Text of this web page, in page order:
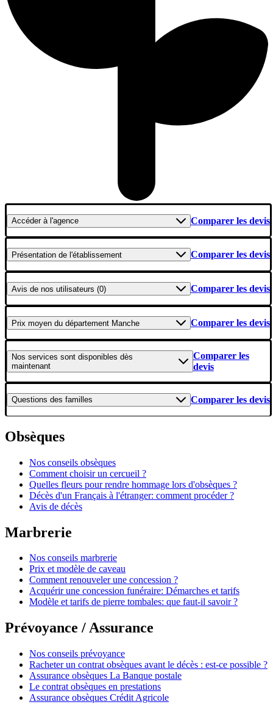
Accéderà l'agence Comparer les devis
Présentation de l'établissement Comparer les devis
Avis de nos utilisateurs (0) Comparer les devis
Prix moyen du département Manche Comparer les devis
Nos services sont disponibles dès
maintenant
Comparer les
devis
Questions des familles Comparer les devis
Obsèques
Nos conseils obsèques
Comment choisir un cercueil ?
Quelles fleurs pour rendre hommage lors d'obsèques ?
Décès d'un Français à l'étranger: comment procéder ?
Avis de décès
Marbrerie
Nos conseils marbrerie
Prix et modèle de caveau
Comment renouveler une concession ?
Acquérir une concession funéraire: Démarches et tarifs
Modèle et tarifs de pierre tombales: que faut-il savoir ?
Prévoyance / Assurance
Nos conseils prévoyance
Racheter un contrat obsèques avant le décès : est-ce possible ?
Assurance obsèques La Banque postale
Le contrat obsèques en prestations
Assurance obsèques Crédit Agricole